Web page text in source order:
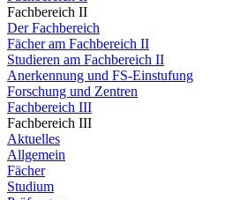
Fachbereich II
Der Fachbereich
Fächer am Fachbereich II
Studieren am Fachbereich II
Anerkennung und FS-Einstufung
Forschung und Zentren
Fachbereich III
Fachbereich III
Aktuelles
Allgemein
Fächer
Studium